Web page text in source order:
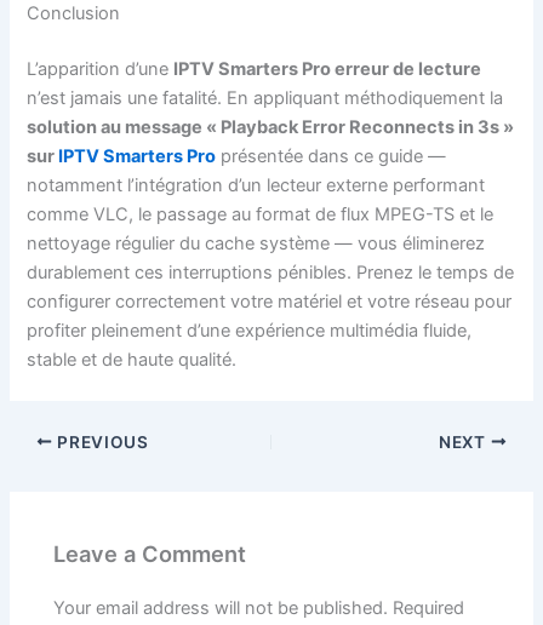
Conclusion
L’apparition d’une IPTV Smarters Pro erreur de lecture
n’est jamais une fatalité. En appliquant méthodiquement la
solution au message « Playback Error Reconnects in 3s »
sur IPTV Smarters Pro présentée dans ce guide —
notamment l’intégration d’un lecteur externe performant
comme VLC, le passage au format de flux MPEG-TS et le
nettoyage régulier du cache système — vous éliminerez
durablement ces interruptions pénibles. Prenez le temps de
configurer correctement votre matériel et votre réseau pour
profiter pleinement d’une expérience multimédia fluide,
stable et de haute qualité.
PREVIOUS NEXT
Leave a Comment
Your email address will not be published. Required